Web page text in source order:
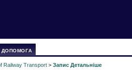
ДОПОМОГА
Railway Transport >Запис Детальніше